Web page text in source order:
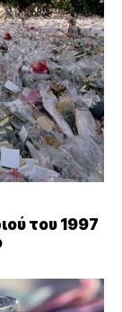
του 1997